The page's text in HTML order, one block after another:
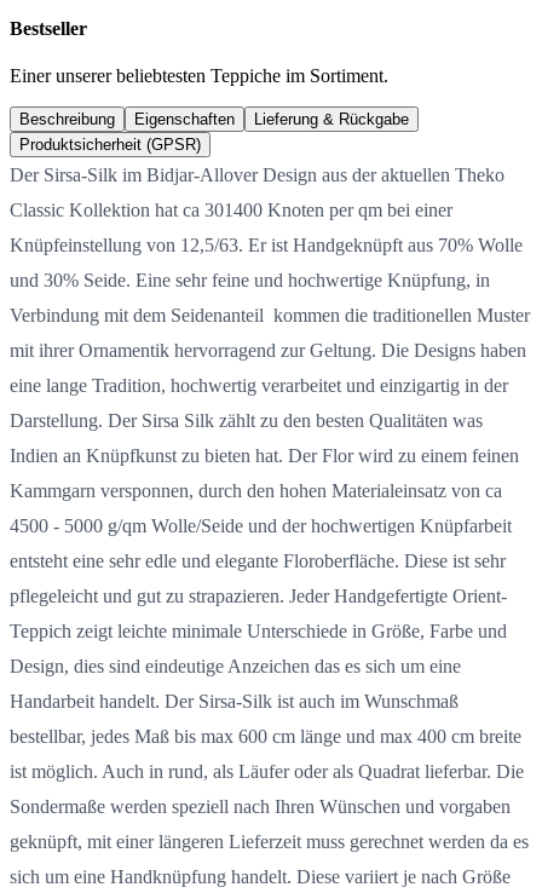
Bestseller
Einer unserer beliebtesten Teppiche im Sortiment.
Beschreibung Eigenschaften
Lieferung & Rückgabe
Produktsicherheit (GPSR)
Der Sirsa-Silk im Bidjar-Allover Design aus der aktuellen Theko
Classic Kollektion hat ca 301400 Knoten per qm bei einer
Knüpfeinstellung von 12,5/63. Er ist Handgeknüpft aus 70% Wolle
und 30% Seide. Eine sehr feine und hochwertige Knüpfung, in
Verbindung mit dem Seidenanteil kommen die traditionellen Muster
mit ihrer Ornamentik hervorragend zur Geltung. Die Designs haben
eine lange Tradition, hochwertig verarbeitet und einzigartig in der
Darstellung. Der Sirsa Silk zählt zu den besten Qualitäten was
Indien an Knüpfkunst zu bieten hat. Der Flor wird zu einem feinen
Kammgarn versponnen, durch den hohen Materialeinsatz von ca
4500 - 5000 g/qm Wolle/Seide und der hochwertigen Knüpfarbeit
entsteht eine sehr edle und elegante Floroberfläche. Diese ist sehr
pflegeleicht und gut zu strapazieren. Jeder Handgefertigte Orient-
Teppich zeigt leichte minimale Unterschiede in Größe, Farbe und
Design, dies sind eindeutige Anzeichen das es sich um eine
Handarbeit handelt. Der Sirsa-Silk ist auch im Wunschmaß
bestellbar, jedes Maß bis max 600 cm länge und max 400 cm breite
ist möglich. Auch in rund, als Läufer oder als Quadrat lieferbar. Die
Sondermaße werden speziell nach Ihren Wünschen und vorgaben
geknüpft, mit einer längeren Lieferzeit muss gerechnet werden da es
sich um eine Handknüpfung handelt. Diese variiert je nach Größe